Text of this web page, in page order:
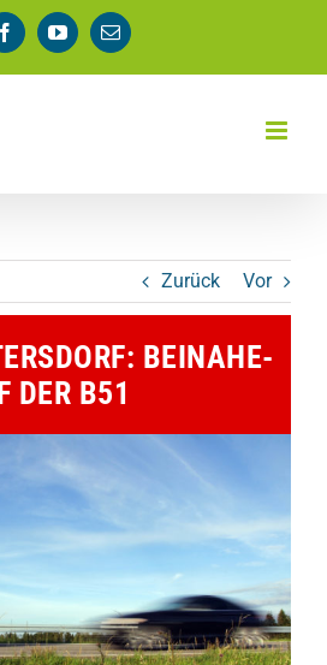
FacebookYouTube
E-
Mail
Zurück Vor
BEINAHE-
DER B51